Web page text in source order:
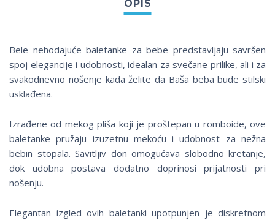
Bele nehodajuće baletanke za bebe predstavljaju savršen
spoj elegancije i udobnosti, idealan za svečane prilike, ali i za
svakodnevno nošenje kada želite da Baša beba bude stilski
usklađena.
Izrađene od mekog pliša koji je proštepan u romboide, ove
baletanke pružaju izuzetnu mekoću i udobnost za nežna
bebin stopala. Savitljiv đon omogućava slobodno kretanje,
dok udobna postava dodatno doprinosi prijatnosti pri
nošenju.
Elegantan izgled ovih baletanki upotpunjen je diskretnom